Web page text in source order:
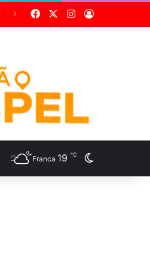
FacebookInstagram
Entrar
Franca 19 ℃